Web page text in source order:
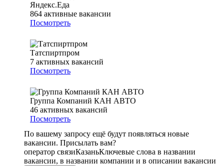
Яндекс.Еда
864 активные вакансии
Посмотреть
Татспиртпром
7 активных вакансий
Посмотреть
Группа Компаний КАН АВТО
46 активных вакансий
Посмотреть
По вашему запросу ещё будут появляться новые
вакансии. Присылать вам?
оператор связиКазаньКлючевые слова в названии
вакансии, в названии компании и в описании вакансии